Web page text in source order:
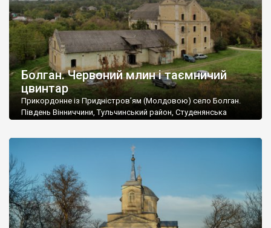
Болган. Червоний млин і таємничий
цвинтар
Прикордонне із Придністров’ям (Молдовою) село Болган.
Південь Вінниччини, Тульчинський район, Студенянська
старовинний цвинтар із кам’яними хрестами. Всі епітафії, які
збереглися, написані кирилицею, церковнослов’янською
мовою. За всіма традиційними ознаками – цвинтар
український. Хрести датуються 19 століттям. У 1924-1940
роках Болган […]